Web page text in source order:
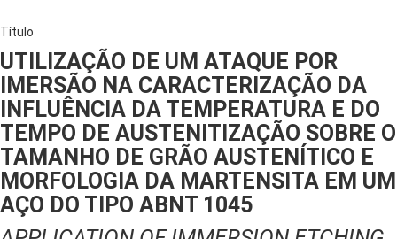
Título
UTILIZAÇÃO DE UM ATAQUE POR
IMERSÃO NA CARACTERIZAÇÃO DA
INFLUÊNCIA DA TEMPERATURA E DO
TEMPO DE AUSTENITIZAÇÃO SOBRE O
TAMANHO DE GRÃO AUSTENÍTICO E
MORFOLOGIA DA MARTENSITA EM UM
AÇO DO TIPO ABNT 1045